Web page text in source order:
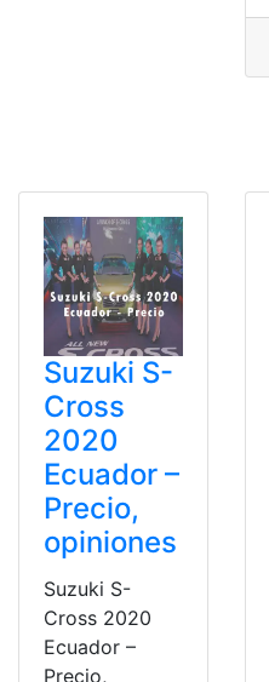
Suzuki S-
Cross
2020
Ecuador –
Precio,
opiniones
Suzuki S-
Cross 2020
Ecuador –
Precio,